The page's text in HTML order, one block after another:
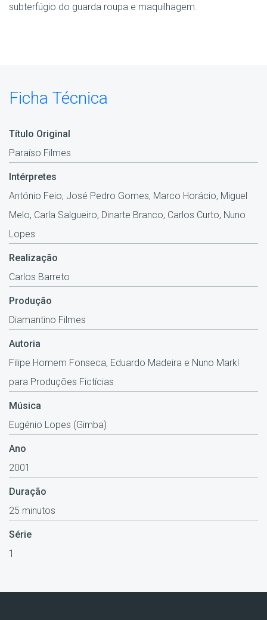
subterfúgio do guarda roupa e maquilhagem.
Ficha Técnica
Título Original
Paraíso Filmes
Intérpretes
António Feio, José Pedro Gomes, Marco Horácio, Miguel
Melo, Carla Salgueiro, Dinarte Branco, Carlos Curto, Nuno
Lopes
Realização
Carlos Barreto
Produção
Diamantino Filmes
Autoria
Filipe Homem Fonseca, Eduardo Madeira e Nuno Markl
para Produções Fictícias
Música
Eugénio Lopes (Gimba)
Ano
2001
Duração
25 minutos
Série
1